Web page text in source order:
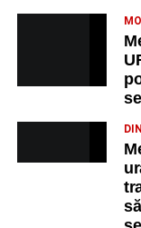
Ora 10.00– Școala
–
recreative pentru
–
Sebeș:
– Aula
festivitatea de